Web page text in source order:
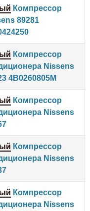
Компрессор
89281
Компрессор
Nissens
4B0260805M
Компрессор
Nissens
Компрессор
Nissens
Компрессор
Nissens